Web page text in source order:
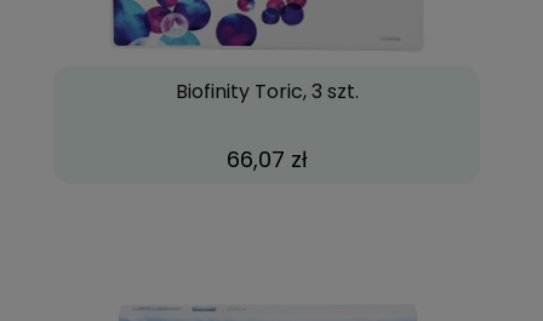
Biofinity Toric, 3 szt.
66,07 zł